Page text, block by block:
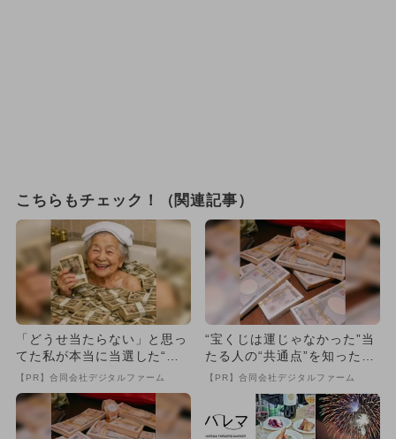
こちらもチェック！（関連記事）
「どうせ当たらない」と思っ
てた私が本当に当選した“買
い方”がこれ
【PR】合同会社デジタルファーム
“宝くじは運じゃなかった”当
たる人の“共通点”を知っただ
け
【PR】合同会社デジタルファーム